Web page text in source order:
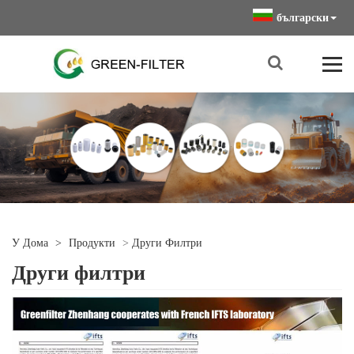
български
У Дома > Продукти > Други Филтри
Други филтри